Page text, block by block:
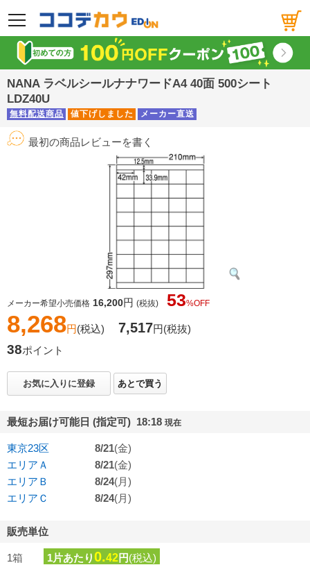
メニュー
NANA ラベルシールナナワードA4 40面 500シート
LDZ40U
無料配送商品 値下げしました メーカー直送
最初の商品レビューを書く
メーカー希望小売価格 16,200円 (税抜) 53%OFF
8,268円(税込) 7,517円(税抜)
38ポイント
お気に入りに登録 あとで買う
最短お届け可能日 (指定可) 18:18 現在
東京23区 8/21(金)
エリアＡ
8/21(金)
エリアＢ
8/24(月)
エリアＣ
8/24(月)
販売単位
1箱 1片あたり 0.42円(税込)